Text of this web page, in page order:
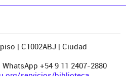
| C1002ABJ | Ciudad
+54 9 11 2407-2880